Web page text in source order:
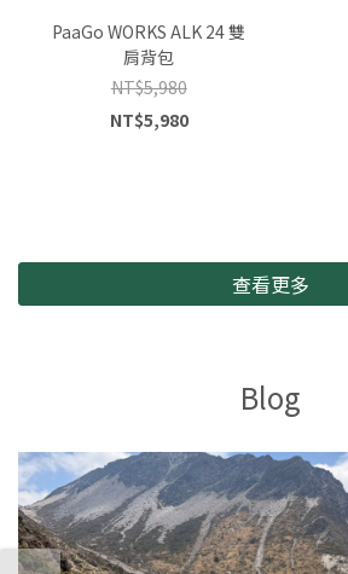
PaaGo WORKS ALK 24 雙
肩背包
NT$5,980
NT$5,980
查看更多
Blog